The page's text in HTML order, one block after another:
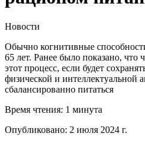
Новости
Обычно когнитивные
65 лет. Ранее было показано, что
этот процесс, если будет
физической и интеллектуальной
сбалансированно питаться
Время чтения: 1 минута
Опубликовано: 2 июля 2024 г.